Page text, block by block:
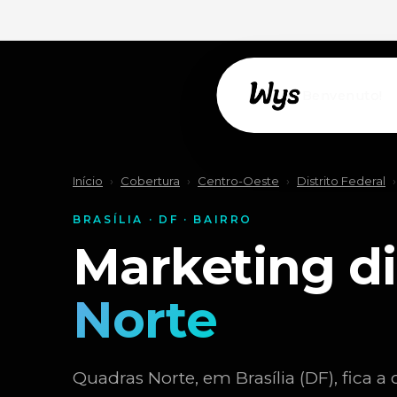
Início › Cobertura › Centro-Oeste › Distrito Federal ›
BRASÍLIA · DF · BAIRRO
Marketing
Norte
Quadras Norte, em Brasília (DF), fica